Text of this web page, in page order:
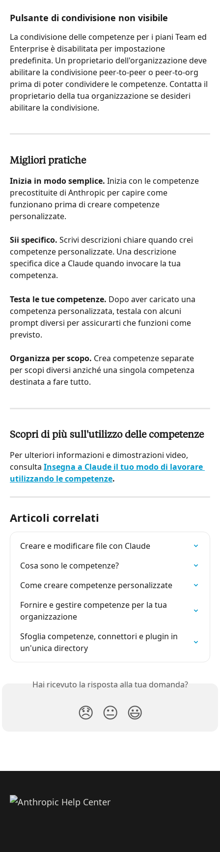
Pulsante di condivisione non visibile
La condivisione delle competenze per i piani Team ed
Enterprise è disabilitata per impostazione
predefinita. Un proprietario dell'organizzazione deve
abilitare la condivisione peer-to-peer o peer-to-org
prima di poter condividere le competenze. Contatta il
proprietario della tua organizzazione se desideri
abilitare la condivisione.
Migliori pratiche
Inizia in modo semplice. Inizia con le competenze
precostituite di Anthropic per capire come
funzionano prima di creare competenze
personalizzate.
Sii specifico. Scrivi descrizioni chiare quando crei
competenze personalizzate. Una descrizione
specifica dice a Claude quando invocare la tua
competenza.
Testa le tue competenze. Dopo aver caricato una
competenza personalizzata, testala con alcuni
prompt diversi per assicurarti che funzioni come
previsto.
Organizza per scopo. Crea competenze separate
per scopi diversi anziché una singola competenza
destinata a fare tutto.
Scopri di più sull'utilizzo delle competenze
Per ulteriori informazioni e dimostrazioni video,
consulta Insegna a Claude il tuo modo di lavorare
utilizzando le competenze.
Articoli correlati
Creare e modificare file con Claude
Cosa sono le competenze?
Come creare competenze personalizzate
Fornire e gestire competenze per la tua
organizzazione
Sfoglia competenze, connettori e plugin in
un'unica directory
Hai ricevuto la risposta alla tua domanda?
😞 😐 😃